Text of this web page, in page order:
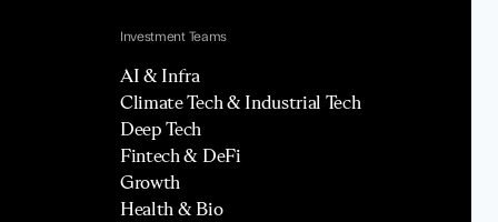
Investment Teams
AI & Infra
Climate Tech & Industrial Tech
Deep Tech
Fintech & DeFi
Growth
Health & Bio